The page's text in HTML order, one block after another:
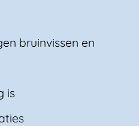
bruinvissen en
is